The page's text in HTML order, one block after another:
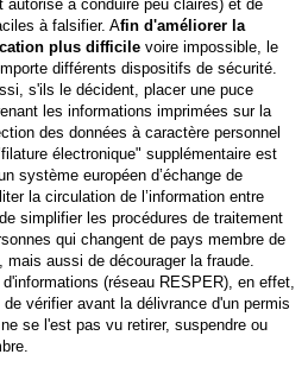
à conduire peu claires) et de
à falsifier.Afin d'améliorer la
plus difficile voire impossible, le
différents dispositifs de sécurité.
s'ils le décident, placer unepuce
les informations imprimées sur la
des données àcaractère personnel
électronique" supplémentaire est
système européen d’échange de
la circulation de l’information entre
simplifier les procédures de traitement
qui changent de pays membre de
aussi de décourager la fraude.
(réseau RESPER), en effet,
vérifier avant la délivrance d'un permis
se l'est pas vu retirer, suspendre ou